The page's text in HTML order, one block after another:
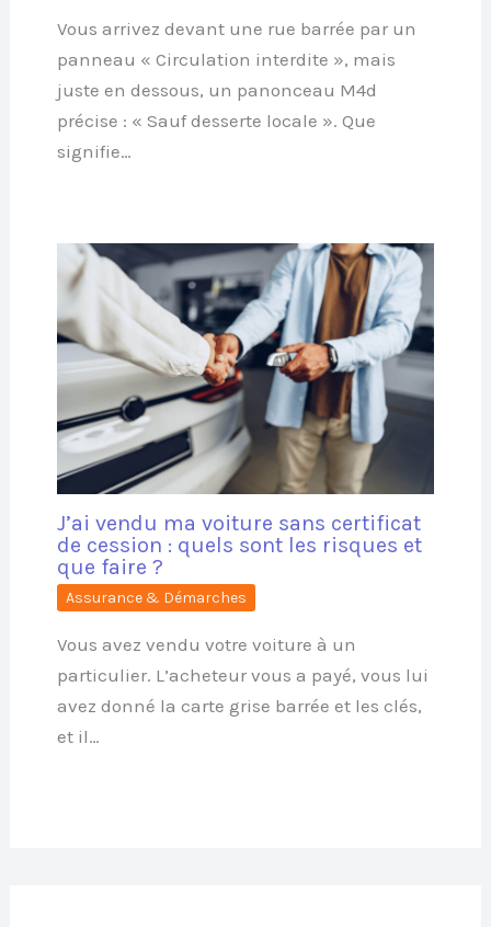
Vous arrivez devant une rue barrée par un
panneau « Circulation interdite », mais
juste en dessous, un panonceau M4d
précise : « Sauf desserte locale ». Que
signifie…
J’ai vendu ma voiture sans certificat
de cession : quels sont les risques et
que faire ?
Assurance & Démarches
Vous avez vendu votre voiture à un
particulier. L’acheteur vous a payé, vous lui
avez donné la carte grise barrée et les clés,
et il…